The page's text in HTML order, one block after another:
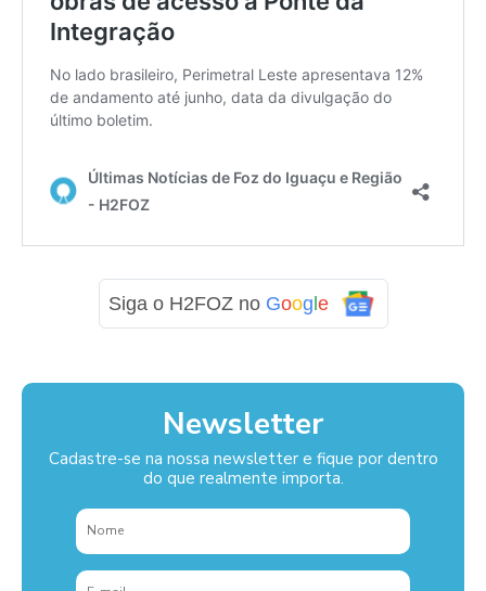
Siga o H2FOZ no Goog e
Newsletter
Cadastre-se na nossa newsletter e fique por dentro
do que realmente importa.